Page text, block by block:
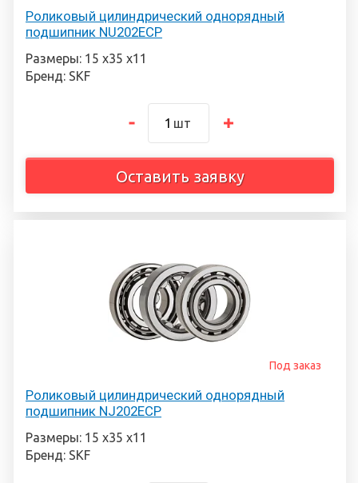
Роликовый цилиндрический однорядный
подшипник NU202ECP
Размеры: 15 х35 х11
Бренд: SKF
шт
Оставить заявку
Роликовый цилиндрический однорядный
подшипник NJ202ECP
Под заказ
Размеры: 15 х35 х11
Бренд: SKF